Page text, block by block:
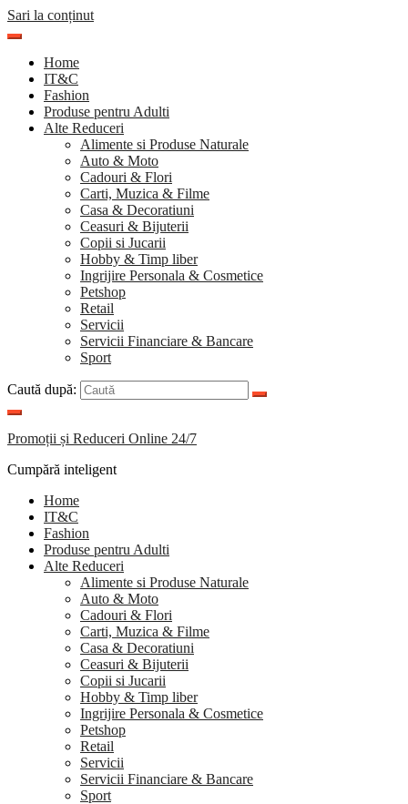
Sari la conținut
Home
IT&C
Fashion
Produse pentru Adulti
Alte Reduceri
Alimente si Produse Naturale
Auto & Moto
Cadouri & Flori
Carti, Muzica & Filme
Casa & Decoratiuni
Ceasuri & Bijuterii
Copii si Jucarii
Hobby & Timp liber
Ingrijire Personala & Cosmetice
Petshop
Retail
Servicii
Servicii Financiare & Bancare
Sport
Caută după:
Promoții și Reduceri Online 24/7
Cumpără inteligent
Home
IT&C
Fashion
Produse pentru Adulti
Alte Reduceri
Alimente si Produse Naturale
Auto & Moto
Cadouri & Flori
Carti, Muzica & Filme
Casa & Decoratiuni
Ceasuri & Bijuterii
Copii si Jucarii
Hobby & Timp liber
Ingrijire Personala & Cosmetice
Petshop
Retail
Servicii
Servicii Financiare & Bancare
Sport